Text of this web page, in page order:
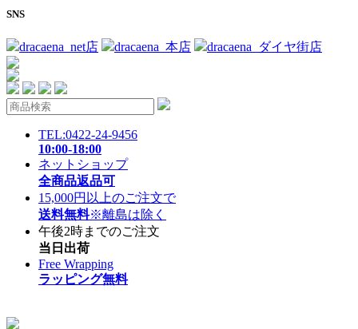
SNS
dracaena_net店 dracaena_本店 dracaena_ダイヤ街店
TEL:0422-24-9456
10:00-18:00
ネットショップ
全商品返品可
15,000円以上のご注文で
送料無料※離島は除く
午後2時までのご注文
当日出荷
Free Wrapping
ラッピング無料